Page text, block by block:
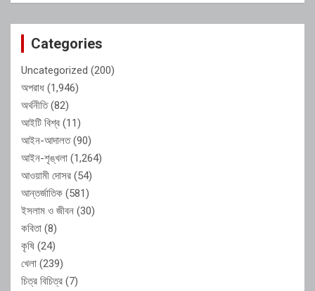
Categories
Uncategorized (200)
অপরাধ (1,946)
অর্থনীতি(82)
আইটি বিশ্ব (11)
আইন-আদালত(90)
আইন-শৃঙ্খলা (1,264)
আওয়ামী দোসর (54)
আন্তর্জাতিক (581)
ইসলাম ও জীবন (30)
কবিতা (8)
কৃষি (24)
খেলা (239)
চিত্র বিচিত্র (7)